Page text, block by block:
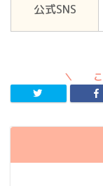
公式SNS